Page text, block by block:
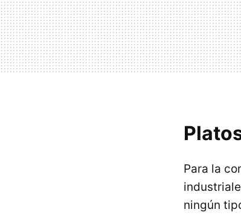
Para la
ningún